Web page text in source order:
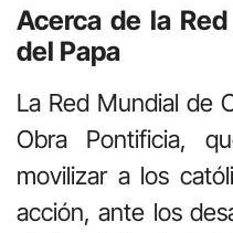
Acerca de la
del Papa
La Red Mundial de
Obra Pontificia,
movilizar a los
acción, ante los